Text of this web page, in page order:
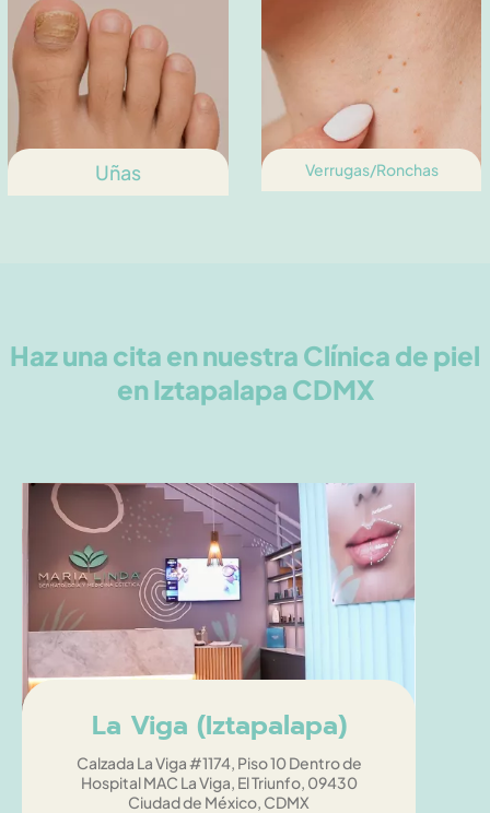
Uñas Verrugas/Ronchas
Haz una cita en nuestra Clínica de piel
en Iztapalapa CDMX
La Viga (Iztapalapa)
Calzada La Viga #1174, Piso 10 Dentro de
Hospital MAC La Viga, El Triunfo, 09430
Ciudad de México, CDMX